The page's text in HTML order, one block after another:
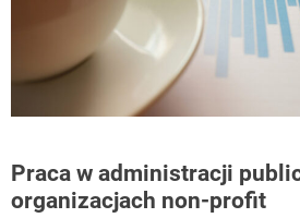
Praca w administracji
organizacjach non-profit